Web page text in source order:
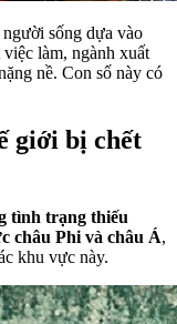
sống dựa vào
làm, ngành xuất
nề. Con số này có
giới bị chết
tình trạng thiếu
châu Phi và châu Á,
khu vực này.